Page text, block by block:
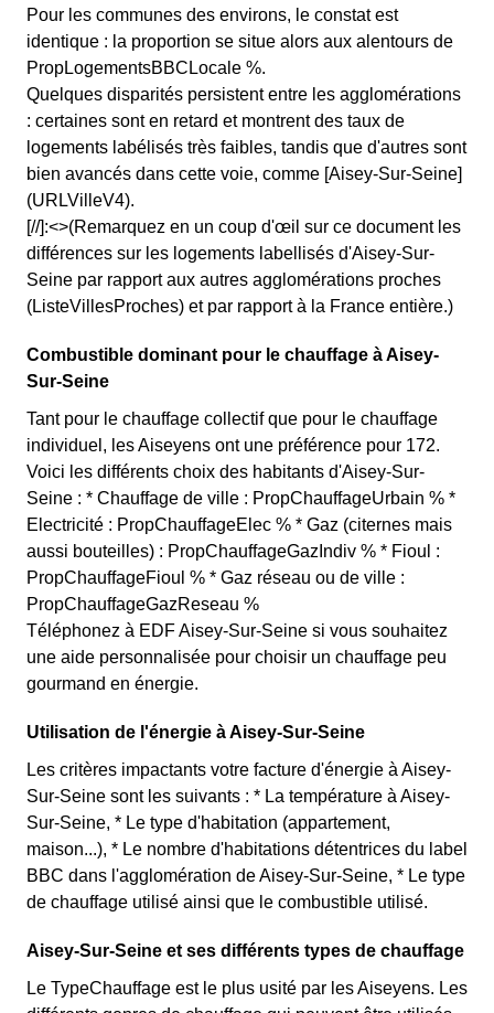
Pour les communes des environs, le constat est
identique : la proportion se situe alors aux alentours de
PropLogementsBBCLocale %.
Quelques disparités persistent entre les agglomérations
: certaines sont en retard et montrent des taux de
logements labélisés très faibles, tandis que d'autres sont
bien avancés dans cette voie, comme [Aisey-Sur-Seine]
(URLVilleV4).
[//]:<>(Remarquez en un coup d'œil sur ce document les
différences sur les logements labellisés d'Aisey-Sur-
Seine par rapport aux autres agglomérations proches
(ListeVillesProches) et par rapport à la France entière.)
Combustible dominant pour le chauffage à Aisey-
Sur-Seine
Tant pour le chauffage collectif que pour le chauffage
individuel, les Aiseyens ont une préférence pour 172.
Voici les différents choix des habitants d'Aisey-Sur-
Seine : * Chauffage de ville : PropChauffageUrbain % *
Electricité : PropChauffageElec % * Gaz (citernes mais
aussi bouteilles) : PropChauffageGazIndiv % * Fioul :
PropChauffageFioul % * Gaz réseau ou de ville :
PropChauffageGazReseau %
Téléphonez à EDF Aisey-Sur-Seine si vous souhaitez
une aide personnalisée pour choisir un chauffage peu
gourmand en énergie.
Utilisation de l'énergie à Aisey-Sur-Seine
Les critères impactants votre facture d'énergie à Aisey-
Sur-Seine sont les suivants : * La température à Aisey-
Sur-Seine, * Le type d'habitation (appartement,
maison...), * Le nombre d'habitations détentrices du label
BBC dans l'agglomération de Aisey-Sur-Seine, * Le type
de chauffage utilisé ainsi que le combustible utilisé.
Aisey-Sur-Seine et ses différents types de chauffage
Le TypeChauffage est le plus usité par les Aiseyens. Les